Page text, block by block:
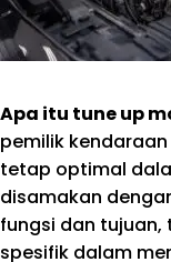
Apa itu tune up
pemilik
tetap optimal
disamakan
fungsi dan tujuan,
spesifik dalam